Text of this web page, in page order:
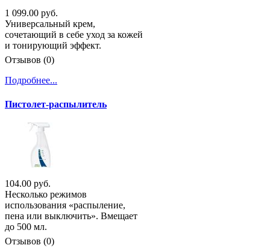
1 099.00 руб.
Универсальный крем,
сочетающий в себе уход за кожей
и тонирующий эффект.
Отзывов (0)
Подробнее...
Пистолет-распылитель
104.00 руб.
Несколько режимов
использования «распыление,
пена или выключить». Вмещает
до 500 мл.
Отзывов (0)